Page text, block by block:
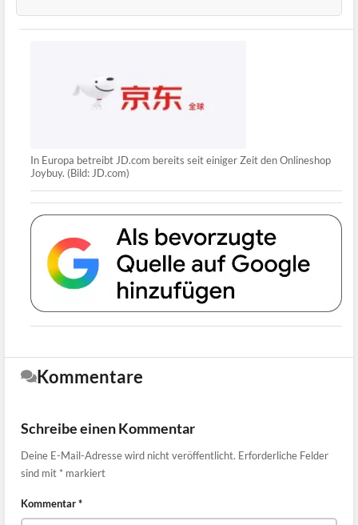
In Europa betreibt JD.com bereits seit einiger Zeit den Onlineshop
Joybuy. (Bild: JD.com)
Kommentare
Schreibe einen Kommentar
Deine E-Mail-Adresse wird nicht veröffentlicht. Erforderliche Felder
sind mit * markiert
Kommentar*